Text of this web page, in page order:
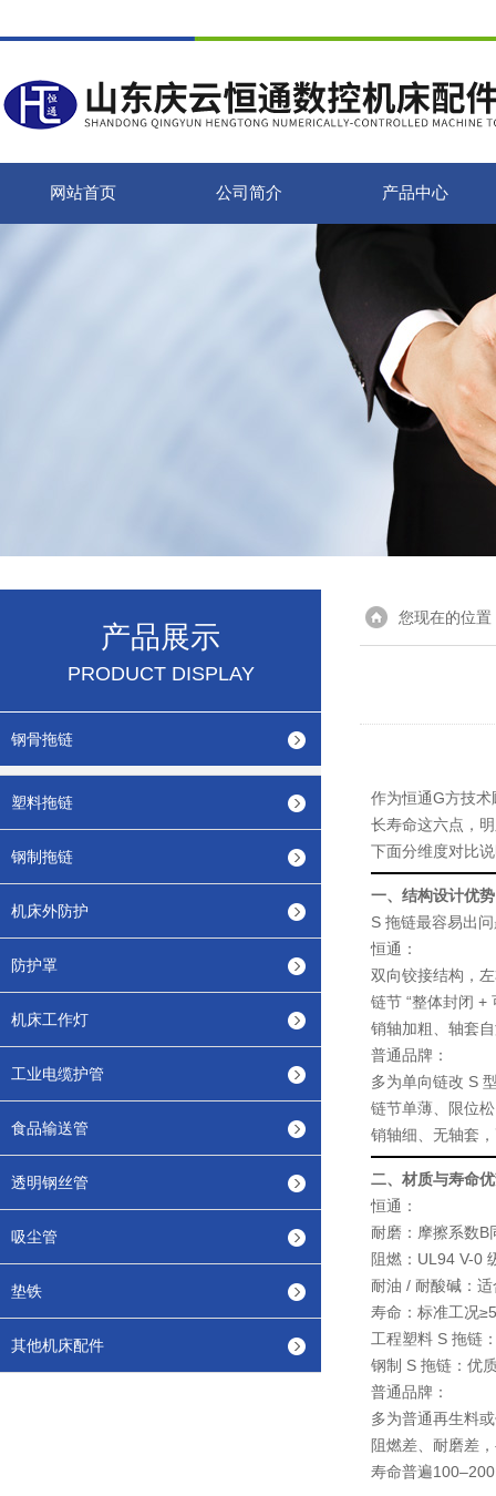
网站首页 公司简介 产品中心
产品展示
PRODUCT DISPLAY
钢骨拖链
塑料拖链
钢制拖链
机床外防护
防护罩
机床工作灯
工业电缆护管
食品输送管
透明钢丝管
吸尘管
垫铁
其他机床配件
您现在的位置
作为恒通G方技
长寿命这六点，
下面分维度对比
一、结构设计优
S 拖链最容易出
恒通 ：
双向铰接结构，
链节 “整体封闭 +
销轴加粗、轴套
普通品牌 ：
多为单向链改 S
链节单薄、限位
销轴细、无轴套
二、材质与寿命
恒通 ：
耐磨：摩擦系数B
阻燃：UL94 V-0
耐油 / 耐酸碱：
寿命：标准工况
工程塑料 S 拖链
钢制 S 拖链： 优
普通品牌 ：
多为普通再生料
阻燃差、耐磨差
寿命普遍